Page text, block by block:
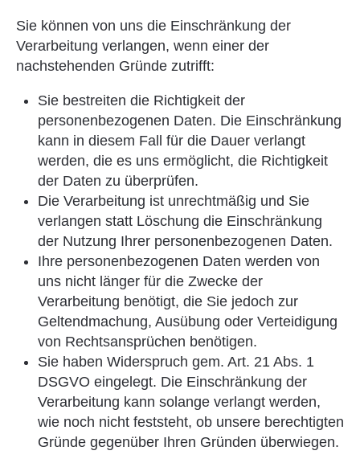
Sie können von uns die Einschränkung der
Verarbeitung verlangen, wenn einer der
nachstehenden Gründe zutrifft:
Sie bestreiten die Richtigkeit der
personenbezogenen Daten. Die Einschränkung
kann in diesem Fall für die Dauer verlangt
werden, die es uns ermöglicht, die Richtigkeit
der Daten zu überprüfen.
Die Verarbeitung ist unrechtmäßig und Sie
verlangen statt Löschung die Einschränkung
der Nutzung Ihrer personenbezogenen Daten.
Ihre personenbezogenen Daten werden von
uns nicht länger für die Zwecke der
Verarbeitung benötigt, die Sie jedoch zur
Geltendmachung, Ausübung oder Verteidigung
von Rechtsansprüchen benötigen.
Sie haben Widerspruch gem. Art. 21 Abs. 1
DSGVO eingelegt. Die Einschränkung der
Verarbeitung kann solange verlangt werden,
wie noch nicht feststeht, ob unsere berechtigten
Gründe gegenüber Ihren Gründen überwiegen.